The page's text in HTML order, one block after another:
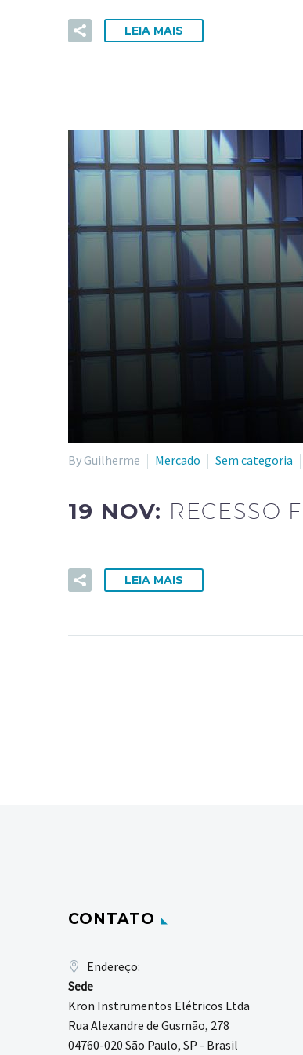
LEIA MAIS
By Guilherme Mercado Sem categoria
19 NOV: RECESSO
LEIA MAIS
CONTATO
Endereço:
Sede
Kron Instrumentos Elétricos Ltda
Rua Alexandre de Gusmão, 278
04760-020 São Paulo, SP - Brasil